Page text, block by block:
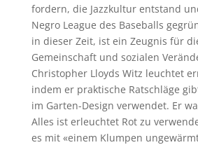
fordern, die Jazzkultur entstand
Negro League des Baseballs
in dieser Zeit, ist ein Zeugnis für
Gemeinschaft und sozialen
Christopher Lloyds Witz leuchtet
indem er praktische Ratschläge
im Garten-Design verwendet. Er
Alles ist erleuchtet Rot zu
es mit «einem Klumpen